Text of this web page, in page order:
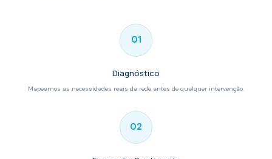
01
Diagnóstico
Mapeamos as necessidades reais da rede antes de qualquer intervenção.
02